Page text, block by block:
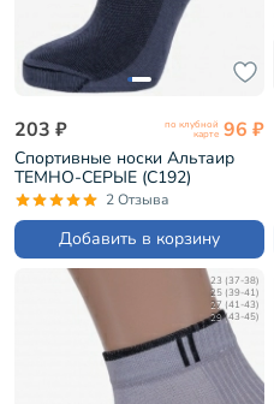
203 ₽ по клубной
карте 96 ₽
Спортивные носки Альтаир
ТЕМНО-СЕРЫЕ (С192)
2 Отзыва
Добавить в корзину
23 (37-38)
25 (39-41)
27 (41-43)
29 (43-45)